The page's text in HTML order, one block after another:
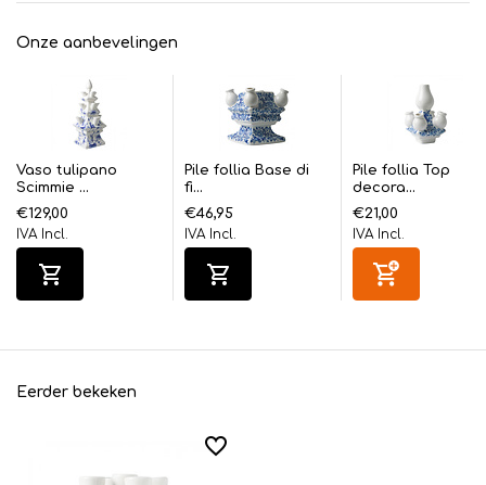
Onze aanbevelingen
Vaso tulipano
Scimmie ...
€129,00
IVA Incl.
Pile follia Base di
fi...
€46,95
IVA Incl.
Pile follia Top
decora...
€21,00
IVA Incl.
Eerder bekeken